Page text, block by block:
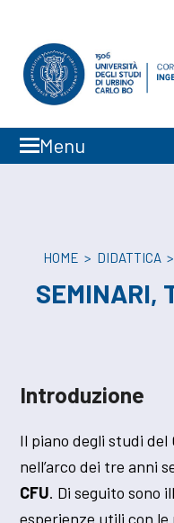
Menu
HOME > DIDATTICA >
SEMINARI,
Introduzione
Il piano degli studi del
nell’arco dei tre anni
CFU. Di seguito sono
esperienze utili con